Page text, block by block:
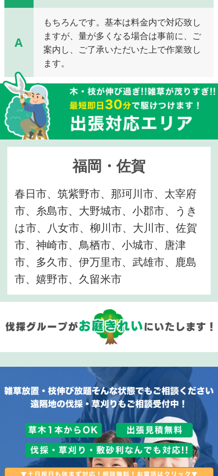
A
もちろんです。基本は料金内で対応致し
ますが、量が多くなる場合は事前に、ご
案内し、ご了承いただいた上で作業致し
ます。
福岡・佐賀
春日市、筑紫野市、那珂川市、太宰府
市、糸島市、大野城市、小郡市、うき
は市、八女市、柳川市、大川市、佐賀
市、神崎市、鳥栖市、小城市、唐津
市、多久市、伊万里市、武雄市、鹿島
市、嬉野市、久留米市